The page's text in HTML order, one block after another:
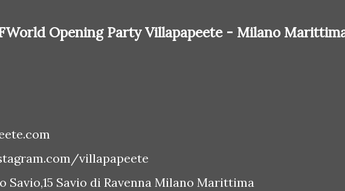
Opening Party Villapapeete - Milano
villapapeete
Savio,15 Savio di Ravenna Milano Marittima